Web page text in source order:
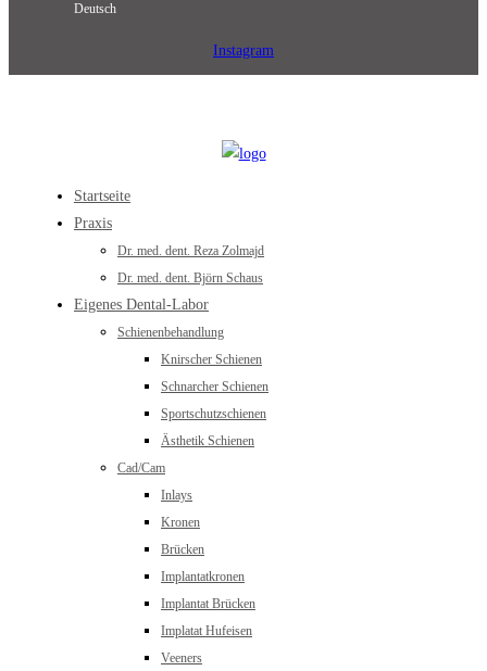
Deutsch
Instagram
Startseite
Praxis
Dr. med. dent. Reza Zolmajd
Dr. med. dent. Björn Schaus
Eigenes Dental-Labor
Schienenbehandlung
Knirscher Schienen
Schnarcher Schienen
Sportschutzschienen
Ästhetik Schienen
Cad/Cam
Inlays
Kronen
Brücken
Implantatkronen
Implantat Brücken
Implatat Hufeisen
Veeners